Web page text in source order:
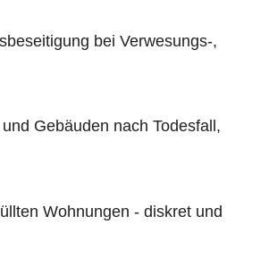
bei Verwesungs-,
Gebäuden nach Todesfall,
Wohnungen - diskret und